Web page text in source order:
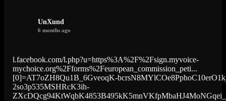
UnXund
6 months ago
l.facebook.com/l.php?u=https%3A%2F%2Fsign.myvoice-
mychoice.org%2Fforms%2Feuropean_commission_peti...
[0]=AT7oZH8Qu1B_6GveoqK-
2so3p535MSHRcK3ih-